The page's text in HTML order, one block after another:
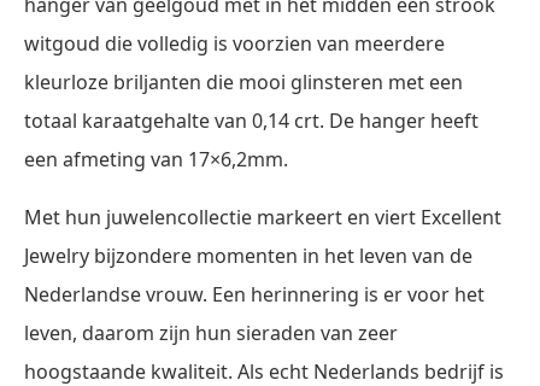
witgoud die volledig is voorzien van meerdere
kleurloze briljanten die mooi glinsteren met een
totaal karaatgehalte van 0,14 crt. De hanger heeft
een afmeting van 17×6,2mm.
Met hun juwelencollectie markeert en viert Excellent
Jewelry bijzondere momenten in het leven van de
Nederlandse vrouw. Een herinnering is er voor het
leven, daarom zijn hun sieraden van zeer
hoogstaande kwaliteit. Als echt Nederlands bedrijf is